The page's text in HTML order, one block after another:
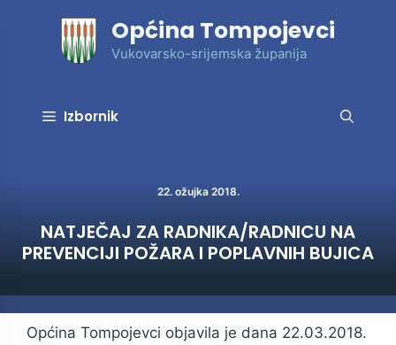
Općina Tompojevci
Vukovarsko-srijemska županija
Izbornik
22. ožujka 2018.
NATJEČAJ ZA RADNIKA/RADNICU NA
PREVENCIJI POŽARA I POPLAVNIH BUJICA
Općina Tompojevci objavila je dana 22.03.2018.